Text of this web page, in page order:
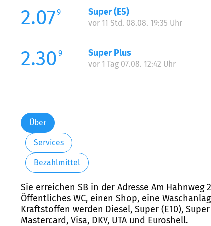
2.079 Super (E5)
vor 11 Std. 08.08. 19:35 Uhr
2.30 9 Super Plus
vor 1 Tag 07.08. 12:42 Uhr
Über
Services
Bezahlmittel
Sie erreichen SB in der Adresse Am
Öffentliches WC, einen Shop, eine
Kraftstoffen werden Diesel, Super (E10),
Mastercard, Visa, DKV, UTA und Euroshell.